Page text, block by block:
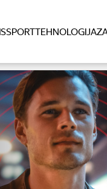
SPORTTEHNOLOGIJA